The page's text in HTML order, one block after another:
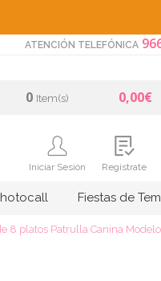
ATENCIÓN TELEFÓNICA
0 Item(s) 0,00€
Iniciar Sesión Regístrate
Fiestas de
8 platos Patrulla Canina